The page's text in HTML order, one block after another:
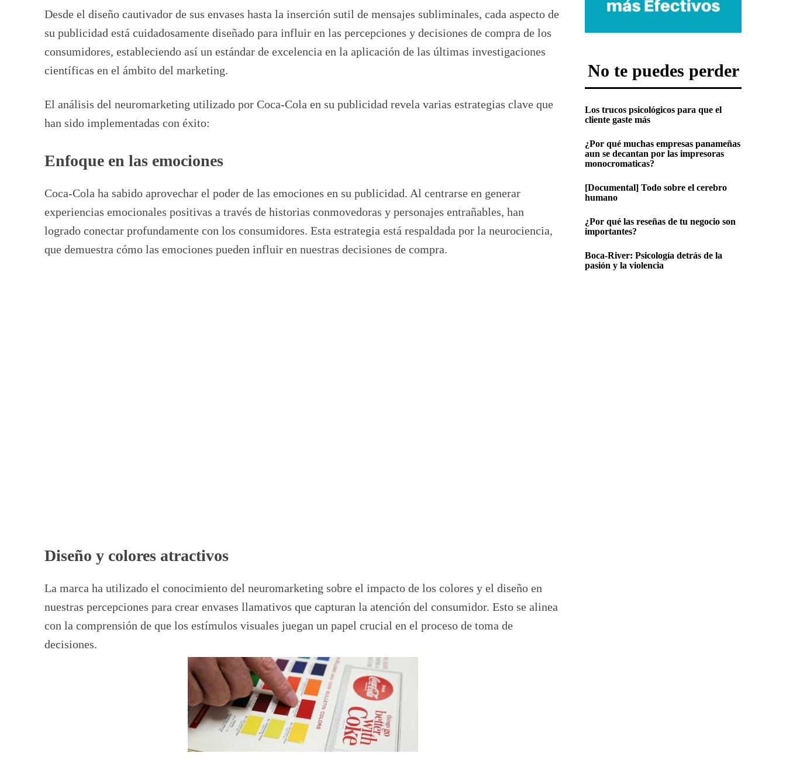
Desde el diseño cautivador de sus envases hasta la inserción sutil de mensajes subliminales, cada aspecto de
su publicidad está cuidadosamente diseñado para influir en las percepciones y decisiones de compra de los
consumidores, estableciendo así un estándar de excelencia en la aplicación de las últimas investigaciones
científicas en el ámbito del marketing.
El análisis del neuromarketing utilizado por Coca-Cola en su publicidad revela varias estrategias clave que
han sido implementadas con éxito:
Enfoque en las emociones
Coca-Cola ha sabido aprovechar el poder de las emociones en su publicidad. Al centrarse en generar
experiencias emocionales positivas a través de historias conmovedoras y personajes entrañables, han
logrado conectar profundamente con los consumidores. Esta estrategia está respaldada por la neurociencia,
que demuestra cómo las emociones pueden influir en nuestras decisiones de compra.
Diseño y colores atractivos
La marca ha utilizado el conocimiento del neuromarketing sobre el impacto de los colores y el diseño en
nuestras percepciones para crear envases llamativos que capturan la atención del consumidor. Esto se alinea
con la comprensión de que los estímulos visuales juegan un papel crucial en el proceso de toma de
decisiones.
No te puedes perder
Los trucos psicológicos para que el
cliente gaste más
¿Por qué muchas empresas panameñas
aun se decantan por las impresoras
monocromaticas?
[Documental] Todo sobre el cerebro
humano
¿Por qué las reseñas de tu negocio son
importantes?
Boca-River: Psicología detrás de la
pasión y la violencia